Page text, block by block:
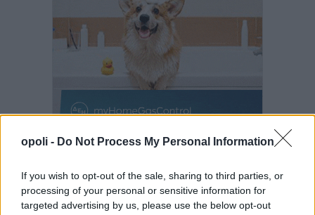
opoli - Do Not Process My Personal Information
If you wish to opt-out of the sale, sharing to third parties, or
processing of your personal or sensitive information for
targeted advertising by us, please use the below opt-out